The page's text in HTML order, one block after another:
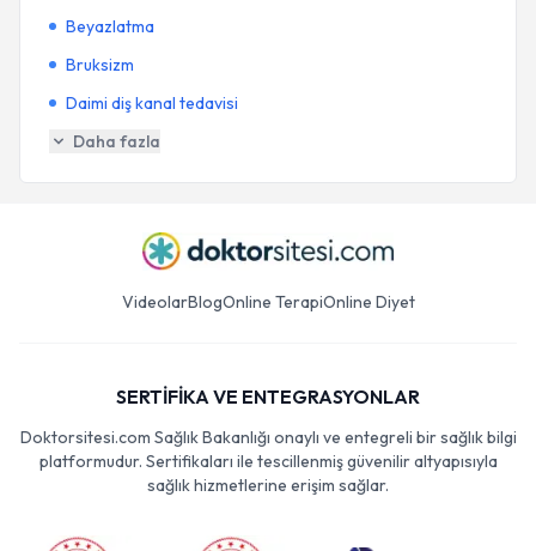
Beyazlatma
Bruksizm
Daimi diş kanal tedavisi
Daha fazla
VideolarBlogOnline TerapiOnline Diyet
SERTİFİKA VE ENTEGRASYONLAR
Doktorsitesi.com Sağlık Bakanlığı onaylı ve entegreli bir sağlık bilgi
platformudur. Sertifikaları ile tescillenmiş güvenilir altyapısıyla
sağlık hizmetlerine erişim sağlar.